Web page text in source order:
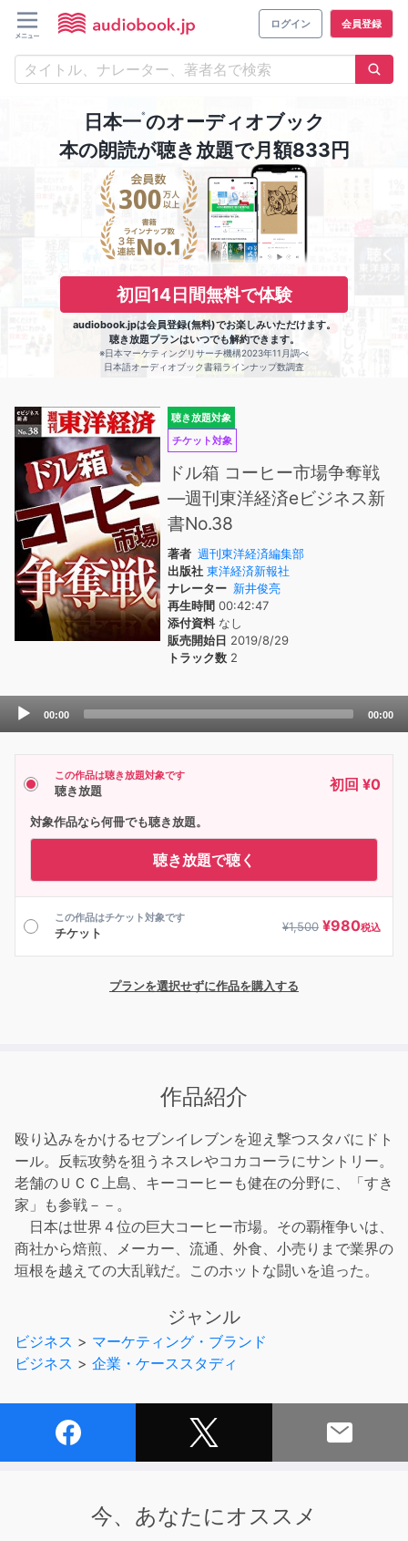
ログイン 会員登録
日本一※のオーディオブック
本の朗読が聴き放題で月額833円
初回14日間無料で体験
audiobook.jpは会員登録(無料)でお楽しみいただけます。
聴き放題プランはいつでも解約できます。
※日本マーケティングリサーチ機構2023年11月調べ
日本語オーディオブック書籍ラインナップ数調査
聴き放題対象
チケット対象
ドル箱 コーヒー市場争奪戦
―週刊東洋経済eビジネス新
書No.38
著者 週刊東洋経済編集部
出版社 東洋経済新報社
ナレーター 新井俊亮
再生時間 00:42:47
添付資料なし
販売開始日 2019/8/29
トラック数 2
Audio
00:00 00:00
この作品は聴き放題対象です
聴き放題 初回 ¥0
対象作品なら何冊でも聴き放題。
聴き放題で聴く
この作品はチケット対象です
チケット ¥1,500 ¥980税込
プランを選択せずに作品を購入する
作品紹介
殴り込みをかけるセブンイレブンを迎え撃つスタバにドト
ール。反転攻勢を狙うネスレやコカコーラにサントリー。
老舗のＵＣＣ上島、キーコーヒーも健在の分野に、「すき
家」も参戦－－。
日本は世界４位の巨大コーヒー市場。その覇権争いは、
商社から焙煎、メーカー、流通、外食、小売りまで業界の
垣根を越えての大乱戦だ。このホットな闘いを追った。
ジャンル
ビジネス > マーケティング・ブランド
ビジネス > 企業・ケーススタディ
今、あなたにオススメ